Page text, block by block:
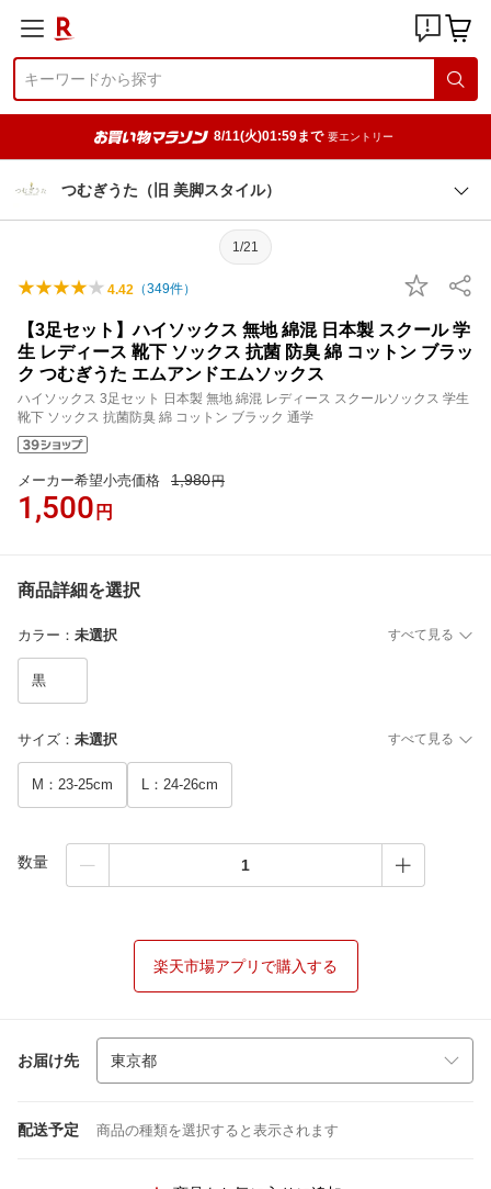
8/11(火)01:59まで 要エントリー
つむぎうた（旧 美脚スタイル）
1/21
4.42 （349件）
【3足セット】ハイソックス 無地 綿混 日本製 スクール 学
生 レディース 靴下 ソックス 抗菌 防臭 綿 コットン ブラッ
ク つむぎうた エムアンドエムソックス
ハイソックス 3足セット 日本製 無地 綿混 レディース スクールソックス 学生
靴下 ソックス 抗菌防臭 綿 コットン ブラック 通学
メーカー希望小売価格 1,980円
1,500 円
商品詳細を選択
カラー ： 未選択 すべて見る
黒
サイズ ： 未選択 すべて見る
M：23-25cm L：24-26cm
数量
楽天市場アプリで購入する
お届け先
配送予定 商品の種類を選択すると表示されます